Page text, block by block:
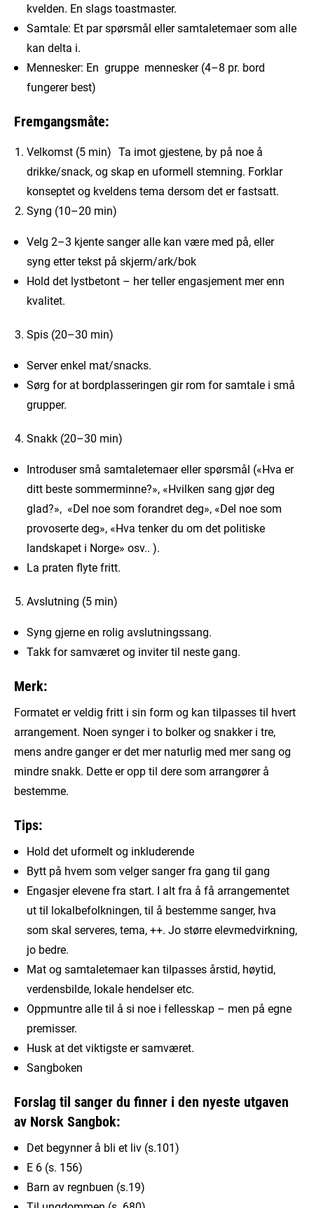
kvelden. En slags toastmaster.
Samtale: Et par spørsmål eller samtaletemaer som alle
kan delta i.
Mennesker: En gruppe mennesker (4–8 pr. bord
fungerer best)
Fremgangsmåte:
Velkomst (5 min) Ta imot gjestene, by på noe å
drikke/snack, og skap en uformell stemning. Forklar
konseptet og kveldens tema dersom det er fastsatt.
Syng (10–20 min)
Velg 2–3 kjente sanger alle kan være med på, eller
syng etter tekst på skjerm/ark/bok
Hold det lystbetont – her teller engasjement mer enn
kvalitet.
Spis (20–30 min)
Server enkel mat/snacks.
Sørg for at bordplasseringen gir rom for samtale i små
grupper.
Snakk (20–30 min)
Introduser små samtaletemaer eller spørsmål («Hva er
ditt beste sommerminne?», «Hvilken sang gjør deg
glad?», «Del noe som forandret deg», «Del noe som
provoserte deg», «Hva tenker du om det politiske
landskapet i Norge» osv.. ).
La praten flyte fritt.
Avslutning (5 min)
Syng gjerne en rolig avslutningssang.
Takk for samværet og inviter til neste gang.
Merk:
Formatet er veldig fritt i sin form og kan tilpasses til hvert
arrangement. Noen synger i to bolker og snakker i tre,
mens andre ganger er det mer naturlig med mer sang og
mindre snakk. Dette er opp til dere som arrangører å
bestemme.
Tips:
Hold det uformelt og inkluderende
Bytt på hvem som velger sanger fra gang til gang
Engasjer elevene fra start. I alt fra å få arrangementet
ut til lokalbefolkningen, til å bestemme sanger, hva
som skal serveres, tema, ++. Jo større elevmedvirkning,
jo bedre.
Mat og samtaletemaer kan tilpasses årstid, høytid,
verdensbilde, lokale hendelser etc.
Oppmuntre alle til å si noe i fellesskap – men på egne
premisser.
Husk at det viktigste er samværet.
Sangboken
Forslag til sanger du finner i den nyeste utgaven
av Norsk Sangbok:
Det begynner å bli et liv (s.101)
E 6 (s. 156)
Barn av regnbuen (s.19)